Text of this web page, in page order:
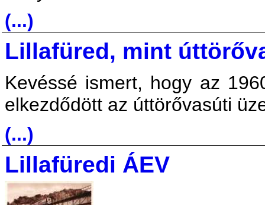
(...)
Lillafüred, mint
Kevéssé ismert, hogy az
elkezdődött az úttörővasúti
(...)
Lillafüredi ÁEV